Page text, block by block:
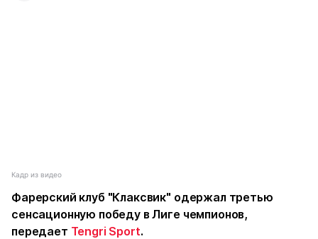
Кадр из видео
Фарерский клуб "Клаксвик" одержал третью
сенсационную победу в Лиге чемпионов,
передает Tengri Sport.